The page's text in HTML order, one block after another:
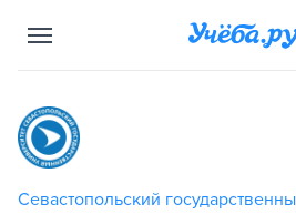
Севастопольский